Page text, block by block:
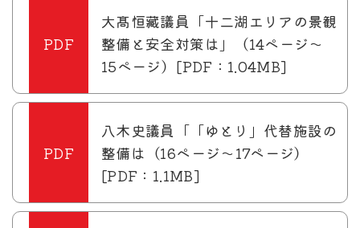
大髙恒藏議員「十二湖エリアの景観
整備と安全対策は」（14ページ～
15ページ）[PDF：1.04MB]
八木史議員「「ゆとり」代替施設の
整備は（16ページ～17ページ）
[PDF：1.1MB]